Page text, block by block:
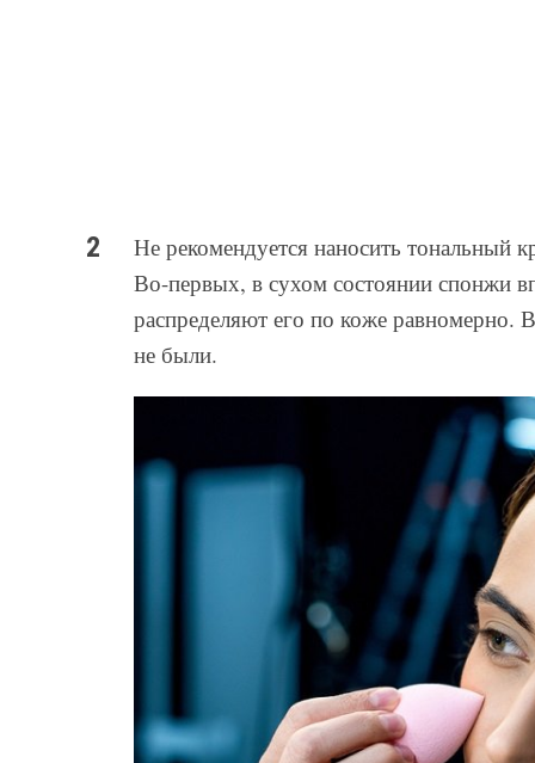
Не рекомендуется наносить тональный
Во-первых, в сухом состоянии спонжи
распределяют его по коже
не были.